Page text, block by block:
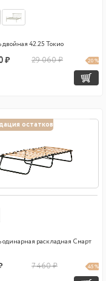
двойная 42.25 Токио
₽ 29 060 ₽ 20 %
остатков
одинарная раскладная Смарт
7 460 ₽ 45 %